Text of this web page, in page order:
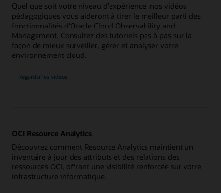
Quel que soit votre niveau d'expérience, nos vidéos
pédagogiques vous aideront à tirer le meilleur parti des
fonctionnalités d'Oracle Cloud Observability and
Management. Consultez des tutoriels pas à pas sur la
façon de mieux surveiller, gérer et analyser votre
environnement cloud.
Regarder les vidéos
OCI Resource Analytics
Découvrez comment Resource Analytics maintient un
inventaire à jour des attributs et des relations des
ressources OCI, offrant une visibilité renforcée sur votre
infrastructure informatique.